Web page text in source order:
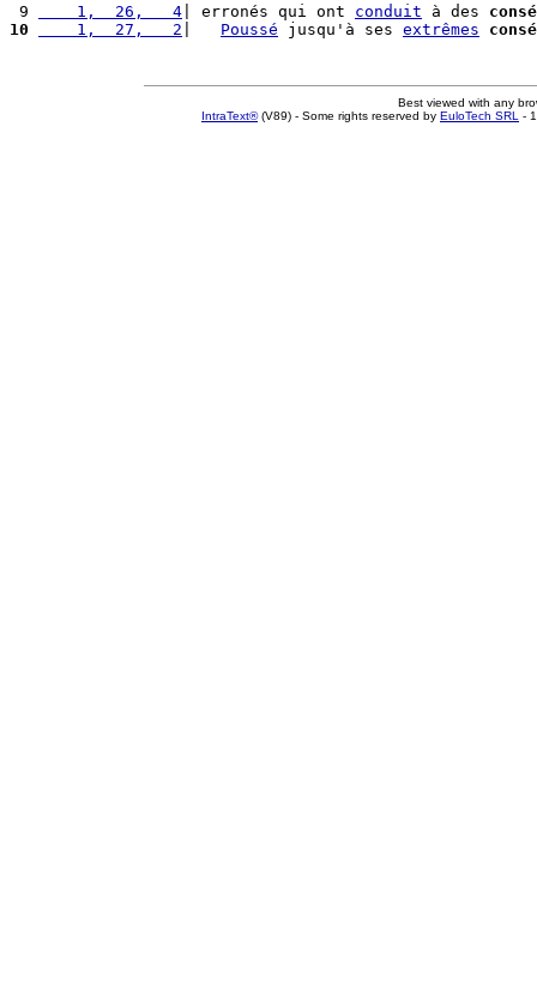
9
    1,  26,   4
| erronés qui ont conduit à des
10
    1,  27,   2
Poussé jusqu'à ses extrêmes
Best viewed with any
IntraText®(V89) - Some rights reserved by EuloTech SRL -